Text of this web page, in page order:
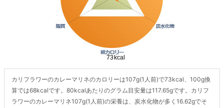
カリフラワーのカレーマリネのカロリーは107g(1人前)で73kcal、100g換
算では68kcalです。80kcalあたりのグラム目安量は117.65gです。カリフ
ラワーのカレーマリネ107g(1人前)の栄養は、炭水化物が多く16.62gでそ